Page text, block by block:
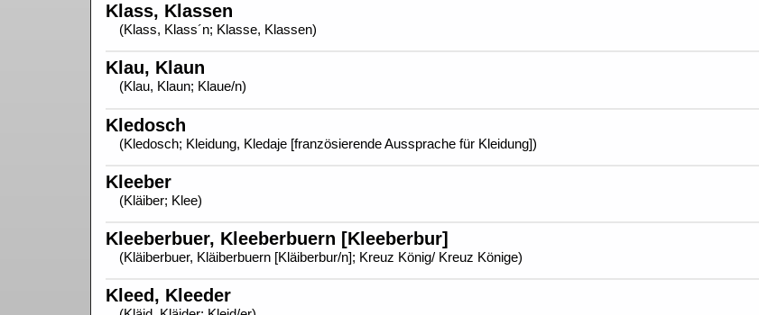
Klass, Klassen
(Klass, Klass´n; Klasse, Klassen)
Klau, Klaun
(Klau, Klaun; Klaue/n)
Kledosch
(Kledosch; Kleidung, Kledaje [französierende Aussprache für Kleidung])
Kleeber
(Kläiber; Klee)
Kleeberbuer, Kleeberbuern [Kleeberbur]
(Kläiberbuer, Kläiberbuern [Kläiberbur/n]; Kreuz König/ Kreuz Könige)
Kleed, Kleeder